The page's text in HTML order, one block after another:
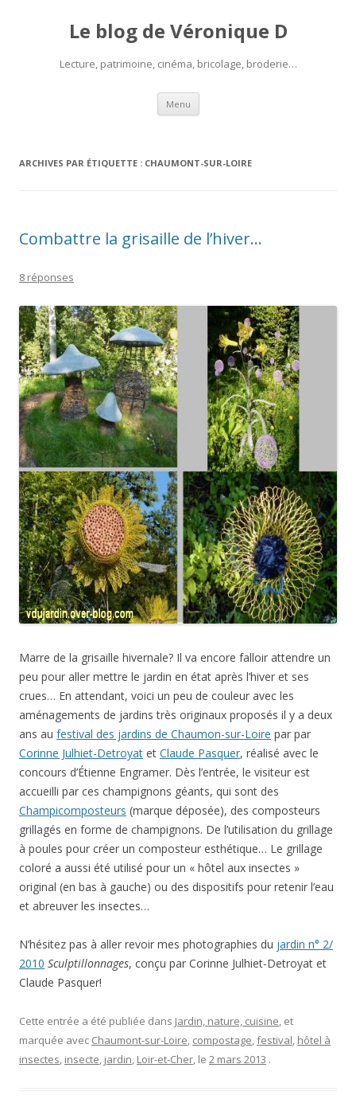
Le blog de Véronique D
Lecture, patrimoine, cinéma, bricolage, broderie…
Menu Aller
contenu
ARCHIVES PAR ÉTIQUETTE : CHAUMONT-SUR-LOIRE
Combattre la grisaille de l’hiver…
8 réponses
Marre de la grisaille hivernale? Il va encore falloir attendre un
peu pour aller mettre le jardin en état après l’hiver et ses
crues… En attendant, voici un peu de couleur avec les
aménagements de jardins très originaux proposés il y a deux
ans au festival des jardins de Chaumon-sur-Loire par par
Corinne Julhiet-Detroyat et Claude Pasquer, réalisé avec le
concours d’Étienne Engramer. Dès l’entrée, le visiteur est
accueilli par ces champignons géants, qui sont des
Champicomposteurs (marque déposée), des composteurs
grillagés en forme de champignons. De l’utilisation du grillage
à poules pour créer un composteur esthétique… Le grillage
coloré a aussi été utilisé pour un « hôtel aux insectes »
original (en bas à gauche) ou des dispositifs pour retenir l’eau
et abreuver les insectes…
N’hésitez pas à aller revoir mes photographies du jardin n° 2/
2010 Sculptillonnages, conçu par Corinne Julhiet-Detroyat et
Claude Pasquer!
Cette entrée a été publiée dans Jardin, nature, cuisine, et
marquée avec Chaumont-sur-Loire, compostage,festival, hôtel à
insectes, insecte, jardin, Loir-et-Cher, le 2 mars 2013 .